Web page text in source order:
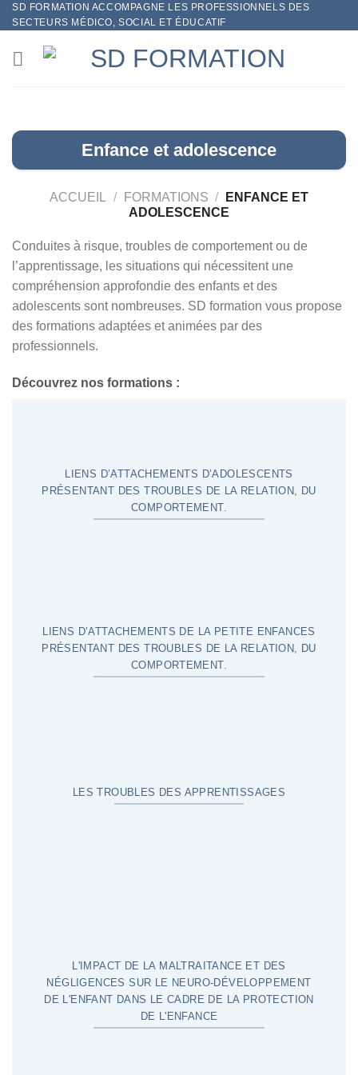
Passer
au
contenu
SD FORMATION ACCOMPAGNE LES PROFESSIONNELS DES
SECTEURS MÉDICO, SOCIAL ET ÉDUCATIF
Enfance et adolescence
ACCUEIL / FORMATIONS /
ENFANCE ET
ADOLESCENCE
Conduites à risque, troubles de comportement ou de
l’apprentissage, les situations qui nécessitent une
compréhension approfondie des enfants et des
adolescents sont nombreuses. SD formation vous propose
des formations adaptées et animées par des
professionnels.
Découvrez nos formations :
LIENS D’ATTACHEMENTS D’ADOLESCENTS
PRÉSENTANT DES TROUBLES DE LA RELATION, DU
COMPORTEMENT.
LIENS D’ATTACHEMENTS DE LA PETITE ENFANCES
PRÉSENTANT DES TROUBLES DE LA RELATION, DU
COMPORTEMENT.
LES TROUBLES DES APPRENTISSAGES
L'IMPACT DE LA MALTRAITANCE ET DES
NÉGLIGENCES SUR LE NEURO-DÉVELOPPEMENT
DE L'ENFANT DANS LE CADRE DE LA PROTECTION
DE L'ENFANCE